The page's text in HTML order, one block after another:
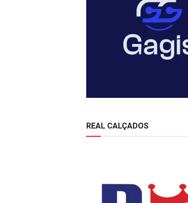
REAL CALÇADOS